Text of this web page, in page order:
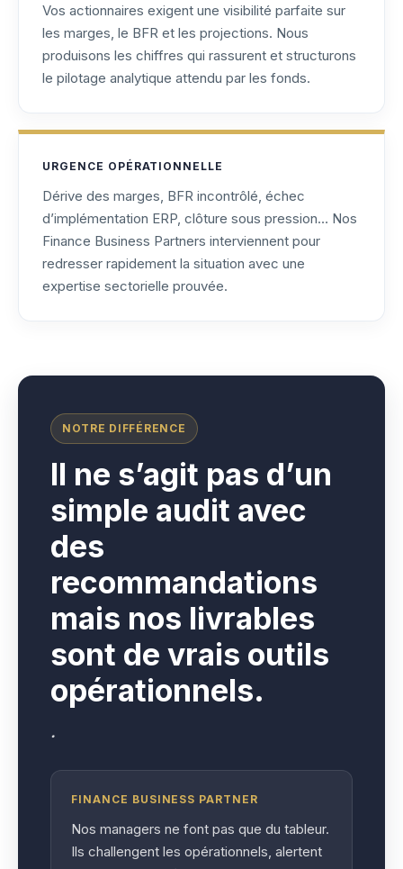
Vos actionnaires exigent une visibilité parfaite sur
les marges, le BFR et les projections. Nous
produisons les chiffres qui rassurent et structurons
le pilotage analytique attendu par les fonds.
URGENCE OPÉRATIONNELLE
Dérive des marges, BFR incontrôlé, échec
d’implémentation ERP, clôture sous pression… Nos
Finance Business Partners interviennent pour
redresser rapidement la situation avec une
expertise sectorielle prouvée.
NOTRE DIFFÉRENCE
Il ne s’agit pas d’un
simple audit avec
des
recommandations
mais nos livrables
sont de vrais outils
opérationnels.
.
FINANCE BUSINESS PARTNER
Nos managers ne font pas que du tableur.
Ils challengent les opérationnels, alertent